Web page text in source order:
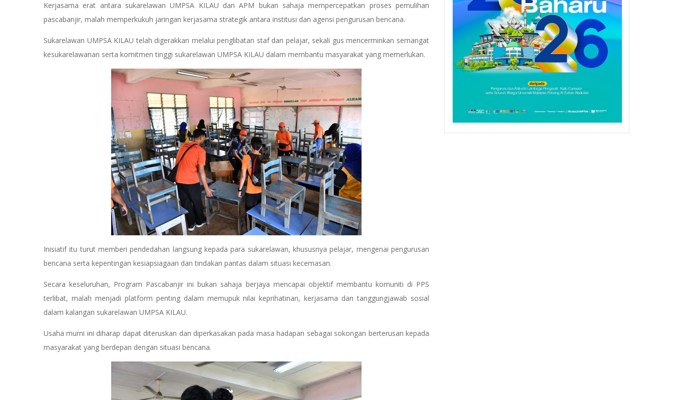
Kerjasama erat antara sukarelawan UMPSA KILAU dan APM bukan sahaja mempercepatkan proses pemulihan
pascabanjir, malah memperkukuh jaringan kerjasama strategik antara institusi dan agensi pengurusan bencana.
Sukarelawan UMPSA KILAU telah digerakkan melalui penglibatan staf dan pelajar, sekali gus mencerminkan semangat
kesukarelawanan serta komitmen tinggi sukarelawan UMPSA KILAU dalam membantu masyarakat yang memerlukan.
Inisiatif itu turut memberi pendedahan langsung kepada para sukarelawan, khususnya pelajar, mengenai pengurusan
bencana serta kepentingan kesiapsiagaan dan tindakan pantas dalam situasi kecemasan.
Secara keseluruhan, Program Pascabanjir ini bukan sahaja berjaya mencapai objektif membantu komuniti di PPS
terlibat, malah menjadi platform penting dalam memupuk nilai keprihatinan, kerjasama dan tanggungjawab sosial
dalam kalangan sukarelawan UMPSA KILAU.
Usaha murni ini diharap dapat diteruskan dan diperkasakan pada masa hadapan sebagai sokongan berterusan kepada
masyarakat yang berdepan dengan situasi bencana.